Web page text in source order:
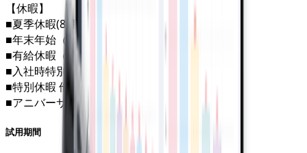
【休暇】
■夏季休暇(8月中旬に3日間）
■年末年始（12/29〜1/3)
■有給休暇（入社半年後に10日付与）
■入社時特別休暇（5日間）
■特別休暇 他
■アニバーサリー休暇 等
試用期間